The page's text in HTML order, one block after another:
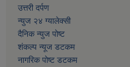
उत्तरी दर्पण
न्युज २४ ग्यालेक्सी
दैनिक न्युज पोष्ट
शंकल्प न्यूज डटकम
नागरिक पोष्ट डटकम